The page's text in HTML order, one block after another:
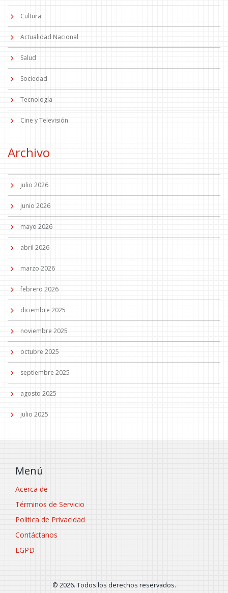
Cultura
Actualidad Nacional
Salud
Sociedad
Tecnología
Cine y Televisión
Archivo
julio 2026
junio 2026
mayo 2026
abril 2026
marzo 2026
febrero 2026
diciembre 2025
noviembre 2025
octubre 2025
septiembre 2025
agosto 2025
julio 2025
Menú
Acerca de
Términos de Servicio
Política de Privacidad
Contáctanos
LGPD
© 2026. Todos los derechos reservados.